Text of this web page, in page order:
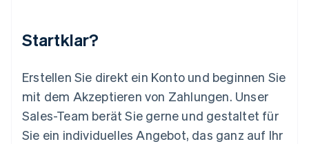
Startklar?
Erstellen Sie direkt ein Konto und beginnen Sie
mit dem Akzeptieren von Zahlungen. Unser
Sales-Team berät Sie gerne und gestaltet für
Sie ein individuelles Angebot, das ganz auf Ihr
Mexiko
English
Niederlande
Nederlands English
Norwegen
English